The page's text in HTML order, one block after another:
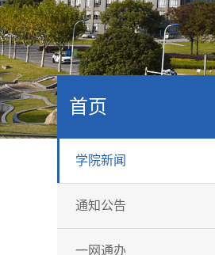
首页
学院新闻
通知公告
一网通办